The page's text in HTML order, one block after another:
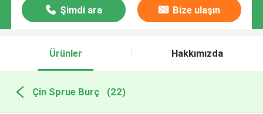
Şimdi ara Bize ulaşın
Ürünler Hakkımızda
Çin Sprue Burç (22)